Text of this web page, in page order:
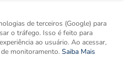
site de notícias do Rio de Janeiro e
de terceiros (Google) para
o tráfego. Isso é feito para
ao usuário. Ao acessar,
monitoramento. Saiba Mais